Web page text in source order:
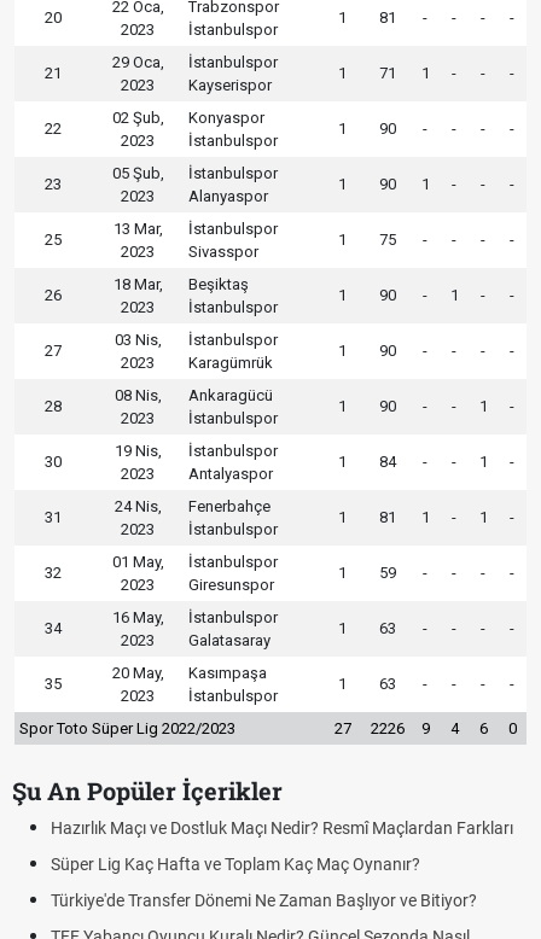
20
22 Oca,
2023
Trabzonspor
İstanbulspor
1 81 - - - -
21
29 Oca,
2023
İstanbulspor
Kayserispor
1 71 1 - - -
22
02 Şub,
2023
Konyaspor
İstanbulspor
1 90 - - - -
23
05 Şub,
2023
İstanbulspor
Alanyaspor
1 90 1 - - -
25
13 Mar,
2023
İstanbulspor
Sivasspor
1 75 - - - -
26
18 Mar,
2023
Beşiktaş
İstanbulspor
1 90 - 1 - -
27
03 Nis,
2023
İstanbulspor
Karagümrük
1 90 - - - -
28
08 Nis,
2023
Ankaragücü
İstanbulspor
1 90 - - 1 -
30
19 Nis,
2023
İstanbulspor
Antalyaspor
1 84 - - 1 -
31
24 Nis,
2023
Fenerbahçe
İstanbulspor
1 81 1 - 1 -
32
01 May,
2023
İstanbulspor
Giresunspor
1 59 - - - -
34
16 May,
2023
İstanbulspor
Galatasaray
1 63 - - - -
35
20 May,
2023
Kasımpaşa
İstanbulspor
1 63 - - - -
Spor Toto Süper Lig 2022/2023 27 2226 9 4 6 0
Şu An Popüler İçerikler
Maçı ve Dostluk Maçı Nedir? Resmî Maçlardan Farkları
Lig Kaç Hafta ve Toplam Kaç Maç Oynanır?
Transfer Dönemi Ne Zaman Başlıyor ve Bitiyor?